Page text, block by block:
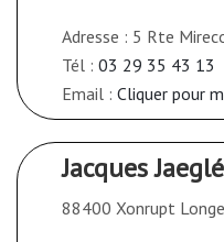
Adresse : 5 Rte
Tél : 03 29 35 43 13
Email : Cliquer pour
Jacques Jaeglé
88400 Xonrupt